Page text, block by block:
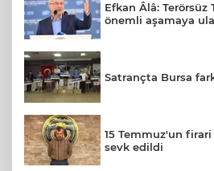
Efkan Âlâ:
önemli aşamaya
Satrançta Bursa
15 Temmuz'un
sevk edildi